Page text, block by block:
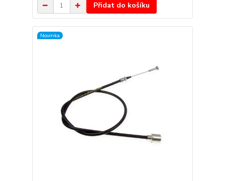
Přidat do košíku
Novinka